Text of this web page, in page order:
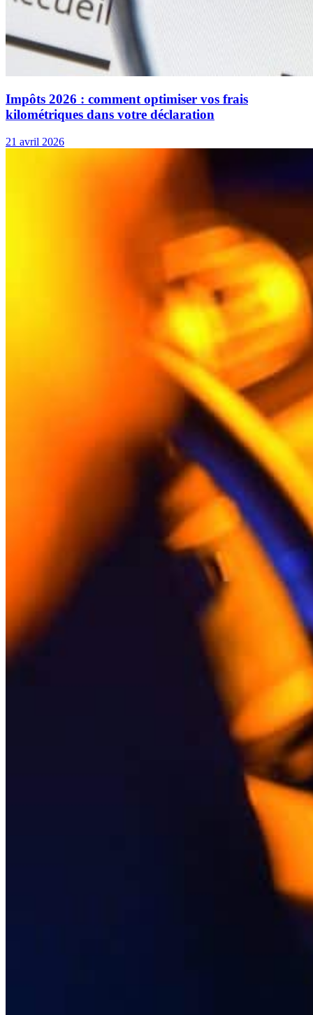
Impôts 2026 : comment optimiser vos frais
kilométriques dans votre déclaration
21 avril 2026